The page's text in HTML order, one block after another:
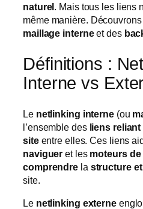
naturel. Mais tous les liens
même manière.
maillage interneet des
Définitions :
Interne vs
Le netlinking interne(ou
l’ensemble des liens reliant
siteentre elles. Ces liens
naviguer et les moteurs
comprendre la structure
site.
Le netlinking externe